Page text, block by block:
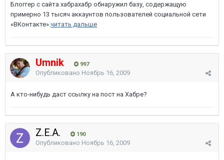
Блоггер с сайта хабрахабр обнаружил базу, содержащую
примерно 13 тысяч аккаунтов пользователей социальной сети
«ВКонтакте».читать дальше
Umnik 997
Опубликовано Ноябрь 16, 2009
А кто-нибудь даст ссылку на пост на Хабре?
Z.E.A. 190
Опубликовано Ноябрь 16, 2009